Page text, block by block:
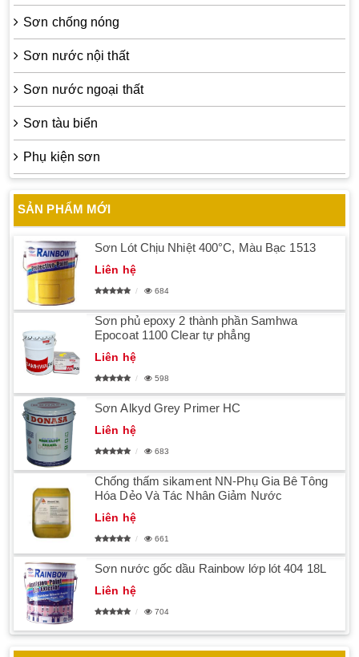
Sơn chống nóng
Sơn nước nội thất
Sơn nước ngoại thất
Sơn tàu biển
Phụ kiện sơn
SẢN PHẨM MỚI
Sơn Lót Chịu Nhiệt 400°C, Màu Bạc 1513
Liên hệ
684
Sơn phủ epoxy 2 thành phần Samhwa
Epocoat 1100 Clear tự phẳng
Liên hệ
598
Sơn Alkyd Grey Primer HC
Liên hệ
683
Chống thấm sikament NN-Phụ Gia Bê Tông
Hóa Dẻo Và Tác Nhân Giảm Nước
Liên hệ
661
Sơn nước gốc dầu Rainbow lớp lót 404 18L
Liên hệ
704